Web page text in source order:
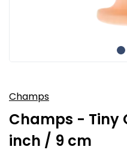
Champs
Champs - Tiny
inch / 9 cm